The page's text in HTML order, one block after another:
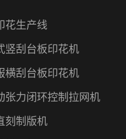
花生产线
竖刮台板印花机
横刮台板印花机
张力闭环控制拉网机
刻制版机